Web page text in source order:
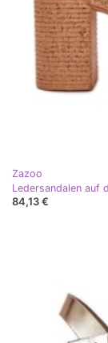
Zazoo
84,13 €